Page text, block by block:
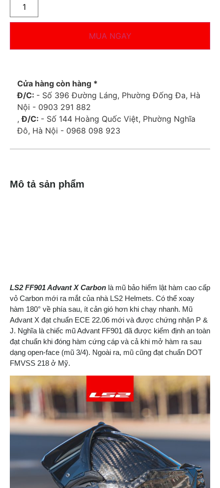
MUA NGAY
Cửa hàng còn hàng *
Đ/C: - Số 396 Đường Láng, Phường Đống Đa, Hà
Nội - 0903 291 882
,Đ/C: - Số 144 Hoàng Quốc Việt, Phường Nghĩa
Đô, Hà Nội - 0968 098 923
Mô tả sản phẩm
LS2 FF901 Advant X Carbon là mũ bảo hiểm lật hàm cao cấp
vỏ Carbon mới ra mắt của nhà LS2 Helmets. Có thể xoay
hàm 180° về phía sau, ít cản gió hơn khi chạy nhanh. Mũ
Advant X đạt chuẩn ECE 22.06 mới và được chứng nhận P &
J. Nghĩa là chiếc mũ Advant FF901 đã được kiểm định an toàn
đạt chuẩn khi đóng hàm cứng cáp và cả khi mở hàm ra sau
dạng open-face (mũ 3/4). Ngoài ra, mũ cũng đạt chuẩn DOT
FMVSS 218 ở Mỹ.